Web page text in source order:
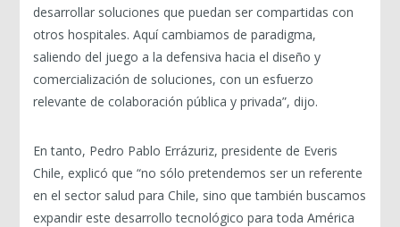
desarrollar soluciones que puedan ser compartidas con
otros hospitales. Aquí cambiamos de paradigma,
saliendo del juego a la defensiva hacia el diseño y
comercialización de soluciones, con un esfuerzo
relevante de colaboración pública y privada”, dijo.
En tanto, Pedro Pablo Errázuriz, presidente de Everis
Chile, explicó que “no sólo pretendemos ser un referente
en el sector salud para Chile, sino que también buscamos
expandir este desarrollo tecnológico para toda América